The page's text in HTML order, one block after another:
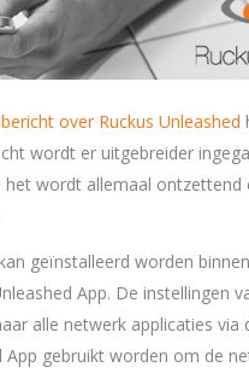
over Ruckus Unleashed
wordt er uitgebreider
het wordt allemaal ontzettend
geïnstalleerd worden
App. De instellingen
alle netwerk applicaties
App gebruikt worden om de